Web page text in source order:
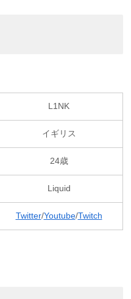
L1NK
イギリス
24歳
Liquid
Twitter/Youtube/Twitch